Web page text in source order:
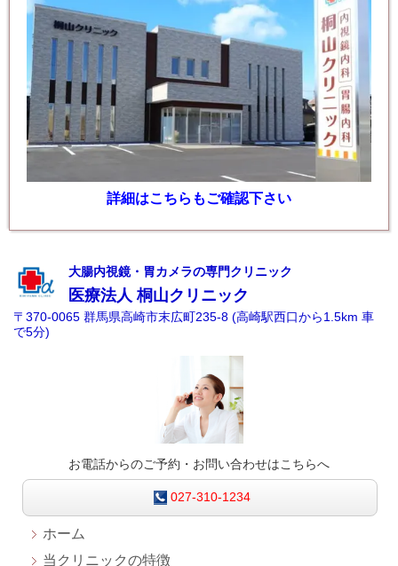
詳細はこちらもご確認下さい
大腸内視鏡・胃カメラの専門クリニック
医療法人 桐山クリニック
〒370-0065 群馬県高崎市末広町235-8 (高崎駅西口から1.5km 車
で5分)
お電話からのご予約・お問い合わせはこちらへ
027-310-1234
ホーム
当クリニックの特徴